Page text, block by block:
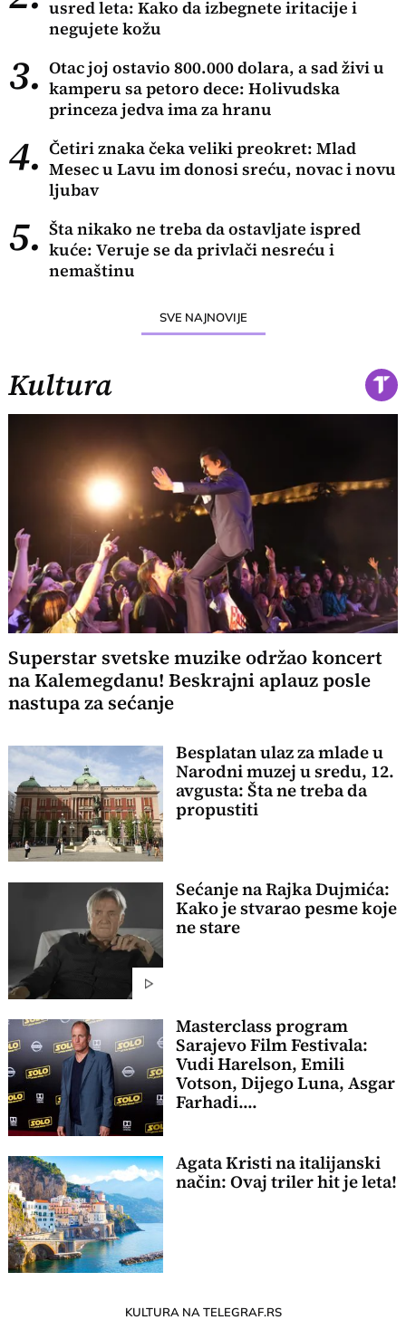
usred leta: Kako da izbegnete iritacije i
negujete kožu
3. Otac joj ostavio 800.000 dolara, a sad živi u
kamperu sa petoro dece: Holivudska
princeza jedva ima za hranu
4. Četiri znaka čeka veliki preokret: Mlad
Mesec u Lavu im donosi sreću, novac i novu
ljubav
5. Šta nikako ne treba da ostavljate ispred
kuće: Veruje se da privlači nesreću i
nemaštinu
SVE NAJNOVIJE
Kultura
Superstar svetske muzike održao koncert
na Kalemegdanu! Beskrajni aplauz posle
nastupa za sećanje
Besplatan ulaz za mlade u
Narodni muzej u sredu, 12.
avgusta: Šta ne treba da
propustiti
Sećanje na Rajka Dujmića:
Kako je stvarao pesme koje
ne stare
Masterclass program
Sarajevo Film Festivala:
Vudi Harelson, Emili
Votson, Dijego Luna, Asgar
Farhadi....
Agata Kristi na italijanski
način: Ovaj triler hit je leta!
KULTURA NA TELEGRAF.RS